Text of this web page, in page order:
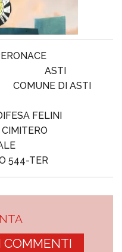
ASTI
COMUNE DI ASTI
FELINI
544-TER
COMMENTI